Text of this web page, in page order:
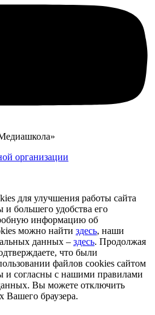
организации
для улучшения работы сайта
большего удобства его
информацию об
можно найти здесь, наши
данных – здесь. Продолжая
что были
файлов cookies сайтом
согласны с нашими правилами
Вы можете отключить
Вашего браузера.